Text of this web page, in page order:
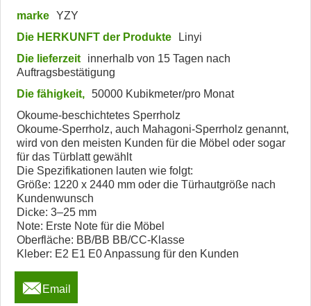
marke YZY
Die HERKUNFT der Produkte
Linyi
Die lieferzeit
innerhalb von 15 Tagen nach
Auftragsbestätigung
Die fähigkeit, 50000 Kubikmeter/pro Monat
Okoume-beschichtetes Sperrholz
Okoume-Sperrholz, auch Mahagoni-Sperrholz genannt,
wird von den meisten Kunden für die Möbel oder sogar
für das Türblatt gewählt
Die Spezifikationen lauten wie folgt:
Größe: 1220 x 2440 mm oder die Türhautgröße nach
Kundenwunsch
Dicke: 3–25 mm
Note: Erste Note für die Möbel
Oberfläche: BB/BB BB/CC-Klasse
Kleber: E2 E1 E0 Anpassung für den Kunden
 Email